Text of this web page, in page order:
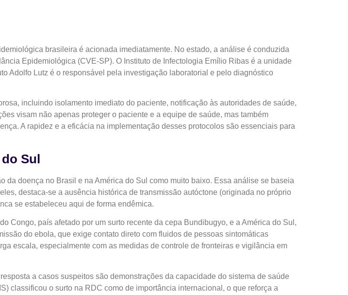
brasileira é acionada imediatamente. No estado, a análise é conduzida
Epidemiológica (CVE-SP). O Instituto de Infectologia Emílio Ribas é a unidade
Adolfo Lutz é o responsável pela investigação laboratorial e pelo diagnóstico
incluindo isolamento imediato do paciente, notificação às autoridades de saúde,
visam não apenas proteger o paciente e a equipe de saúde, mas também
A rapidez e a eficácia na implementação desses protocolos são essenciais para
Sul
doença no Brasil e na América do Sul como muito baixo. Essa análise se baseia
destaca-se a ausência histórica de transmissão autóctone (originada no próprio
se estabeleceu aqui de forma endêmica.
Congo, país afetado por um surto recente da cepa Bundibugyo, e a América do Sul,
do ebola, que exige contato direto com fluidos de pessoas sintomáticas
escala, especialmente com as medidas de controle de fronteiras e vigilância em
a casos suspeitos são demonstrações da capacidade do sistema de saúde
classificou o surto na RDC como de importância internacional, o que reforça a